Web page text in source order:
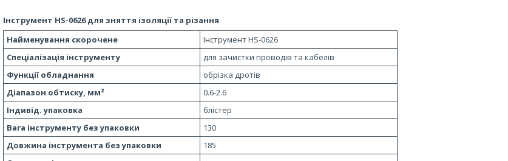
Інструмент HS-0626 для зняття ізоляції та різання
Найменування скорочене
Інструмент HS-0626
Спеціалізація інструменту
для зачистки проводів та кабелів
Функції обладнання
обрізка дротів
Діапазон обтиску, мм²
0.6-2.6
Індивід. упаковка
блістер
Вага інструменту без упаковки
130
Довжина інструмента без упаковки
185